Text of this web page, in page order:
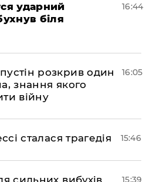
ударний
біля
16:44
розкрив один
знання якого
війну
16:05
сталася трагедія 15:46
сильних вибухів
15:39